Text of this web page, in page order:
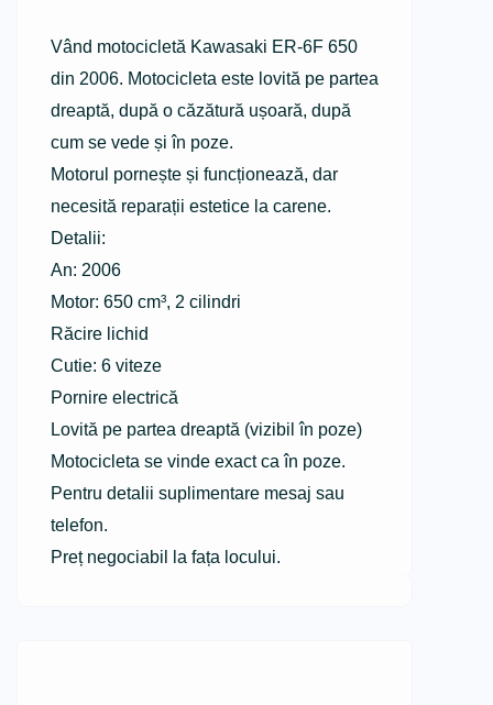
Vând motocicletă Kawasaki ER-6F 650
din 2006. Motocicleta este lovită pe partea
dreaptă, după o căzătură ușoară, după
cum se vede și în poze.
Motorul pornește și funcționează, dar
necesită reparații estetice la carene.
Detalii:
An: 2006
Motor: 650 cm³, 2 cilindri
Răcire lichid
Cutie: 6 viteze
Pornire electrică
Lovită pe partea dreaptă (vizibil în poze)
Motocicleta se vinde exact ca în poze.
Pentru detalii suplimentare mesaj sau
telefon.
Preț negociabil la fața locului.